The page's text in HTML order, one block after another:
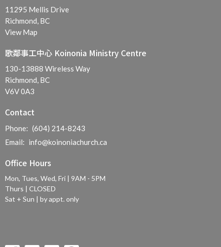
11295 Mellis Drive
Richmond, BC
View Map
歌鄰事工中心 Koinonia Ministry Centre
130-13888 Wireless Way
Richmond, BC
V6V 0A3
Contact
Phone: (604) 214-8243
Email: info@koinoniachurch.ca
Office Hours
Mon, Tues, Wed, Fri | 9AM - 5PM
Thurs | CLOSED
Sat + Sun | by appt. only